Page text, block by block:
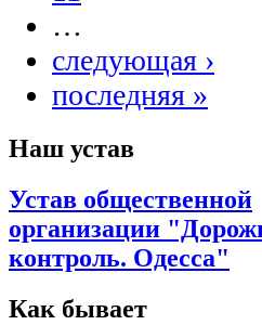
…
следующая ›
последняя »
Наш устав
Устав общественной
организации
контроль. Одесса"
Как бывает